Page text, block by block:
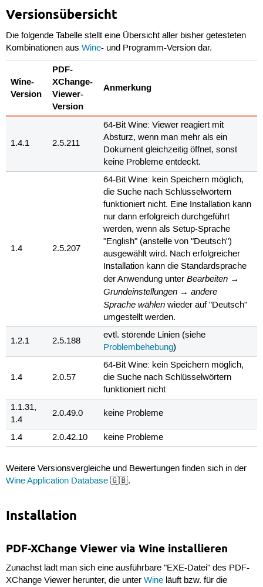
Versionsübersicht
Die folgende Tabelle stellt eine Übersicht aller bisher getesteten
Kombinationen aus Wine- und Programm-Version dar.
Wine-
Version
PDF-
XChange-
Viewer-
Version
Anmerkung
1.4.1 2.5.211
64-Bit Wine: Viewer reagiert mit
Absturz, wenn man mehr als ein
Dokument gleichzeitig öffnet, sonst
keine Probleme entdeckt.
1.4 2.5.207
64-Bit Wine: kein Speichern möglich,
die Suche nach Schlüsselwörtern
funktioniert nicht. Eine Installation kann
nur dann erfolgreich durchgeführt
werden, wenn als Setup-Sprache
"English" (anstelle von "Deutsch")
ausgewählt wird. Nach erfolgreicher
Installation kann die Standardsprache
der Anwendung unterBearbeiten →
Grundeinstellungen → andere
Sprache wählen wieder auf "Deutsch"
umgestellt werden.
1.2.1 2.5.188
evtl. störende Linien (siehe
Problembehebung)
1.4 2.0.57
64-Bit Wine: kein Speichern möglich,
die Suche nach Schlüsselwörtern
funktioniert nicht
1.1.31,
1.4
2.0.49.0 keine Probleme
1.4 2.0.42.10 keine Probleme
Weitere Versionsvergleiche und Bewertungen finden sich in der
Wine Application Database🇬🇧.
Installation
PDF-XChange Viewer via Wine installieren
Zunächst lädt man sich eine ausführbare "EXE-Datei" des PDF-
XChange Viewer herunter, die unter Wineläuft bzw. für die